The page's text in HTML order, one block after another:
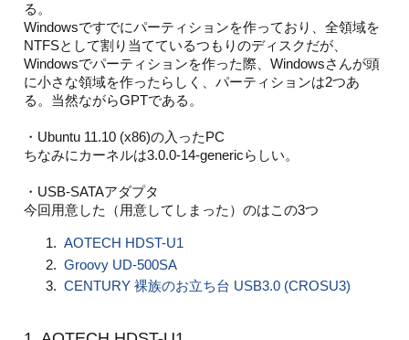
る。
Windowsですでにパーティションを作っており、全領域を
NTFSとして割り当てているつもりのディスクだが、
Windowsでパーティションを作った際、Windowsさんが頭
に小さな領域を作ったらしく、パーティションは2つあ
る。当然ながらGPTである。
・Ubuntu 11.10 (x86)の入ったPC
ちなみにカーネルは3.0.0-14-genericらしい。
・USB-SATAアダプタ
今回用意した（用意してしまった）のはこの3つ
AOTECH HDST-U1
Groovy UD-500SA
CENTURY 裸族のお立ち台 USB3.0 (CROSU3)